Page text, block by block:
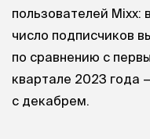
пользователей Mixx:
число подписчиков
по сравнению с
квартале 2023 года
с декабрем.